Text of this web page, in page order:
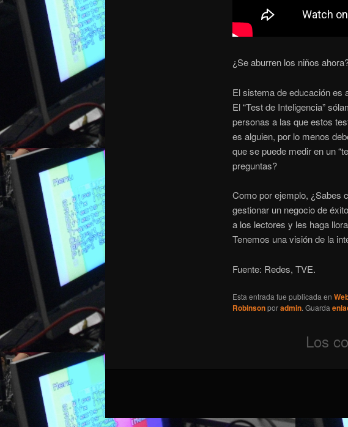
¿Se aburren los niños
El sistema de educación es
El “Test de Inteligencia”
personas a las que estos
es alguien, por lo menos
que se puede medir en un
preguntas?
Como por ejemplo, ¿Sabes
gestionar un negocio de
a los lectores y les haga
Tenemos una visión de la
Fuente: Redes, TVE.
Esta entrada fue publicada en
Robinsonporadmin. Guarda
Los